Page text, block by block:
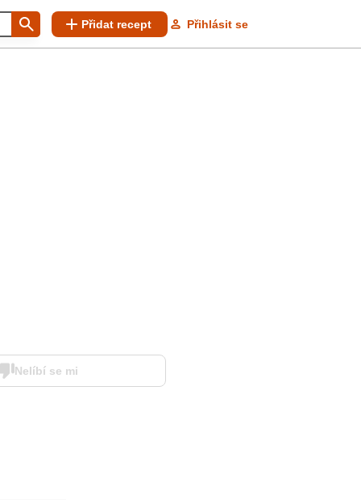
Přidat recept Přihlásit se
Nelíbí se mi